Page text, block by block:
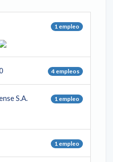
1 empleo
4 empleos
1 empleo
S.A.
1 empleo